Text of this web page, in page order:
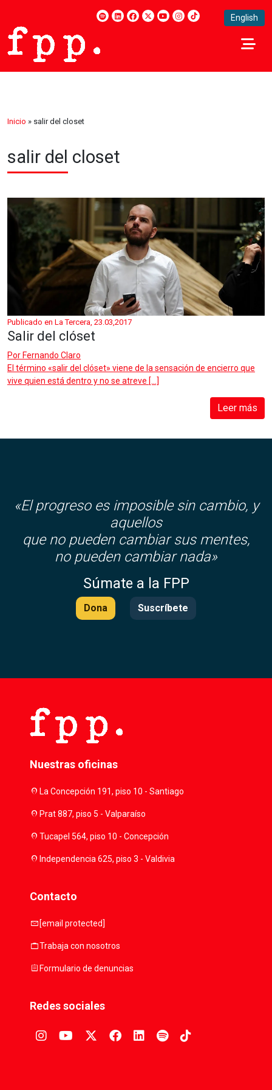
English
Inicio » salir del closet
salir del closet
Publicado en La Tercera, 23.03,2017
Salir del clóset
Por Fernando Claro
El término «salir del clóset» viene de la sensación de encierro que
vive quien está dentro y no se atreve […]
Leer más
«El progreso es imposible sin cambio, y
aquellos
que no pueden cambiar sus mentes,
no pueden cambiar nada»
Súmate a la FPP
Dona Suscríbete
Nuestras oficinas
location_onLa Concepción 191, piso 10 - Santiago
location_onPrat 887, piso 5 - Valparaíso
location_onTucapel 564, piso 10 - Concepción
location_onIndependencia 625, piso 3 - Valdivia
Contacto
mail [email protected]
workTrabaja con nosotros
assignmentFormulario de denuncias
Redes sociales